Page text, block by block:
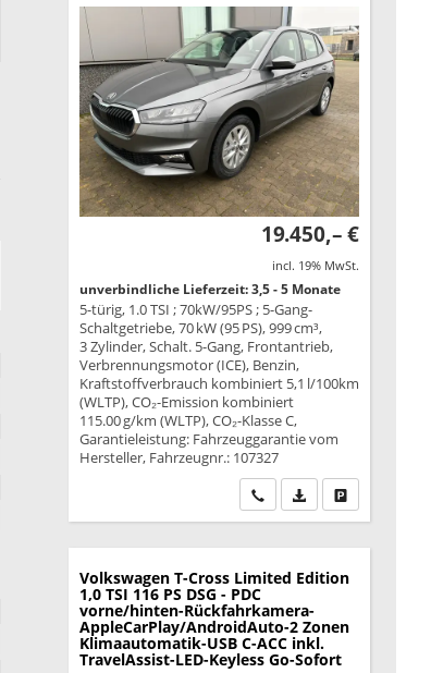
19.450,– €
incl. 19% MwSt.
unverbindliche Lieferzeit: 3,5 - 5 Monate
5-türig, 1.0 TSI ; 70kW/95PS ; 5-Gang-
Schaltgetriebe, 70 kW (95 PS), 999 cm³,
3 Zylinder, Schalt. 5-Gang, Frontantrieb,
Verbrennungsmotor (ICE), Benzin,
Kraftstoffverbrauch kombiniert 5,1 l/100km
(WLTP), CO₂-Emission kombiniert
115.00 g/km (WLTP), CO₂-Klasse C,
Garantieleistung: Fahrzeuggarantie vom
Hersteller, Fahrzeugnr.: 107327
Wir rufen Sie an
PDF-Datei,Drucken,
Volkswagen T-Cross Limited Edition
1,0 TSI 116 PS DSG - PDC
vorne/hinten-Rückfahrkamera-
AppleCarPlay/AndroidAuto-2 Zonen
Klimaautomatik-USB C-ACC inkl.
TravelAssist-LED-Keyless Go-Sofort